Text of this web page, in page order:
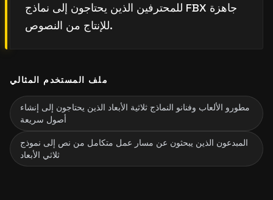
للمحترفين الذين يحتاجون إلى نماذج FBX جاهزة
للإنتاج من النصوص.
ملف المستخدم المثالي
مطورو الألعاب وفنانو النماذج ثلاثية الأبعاد الذين يحتاجون إلى إنشاء
أصول سريعة
المبدعون الذين يبحثون عن مسار عمل متكامل من نص إلى نموذج
ثلاثي الأبعاد